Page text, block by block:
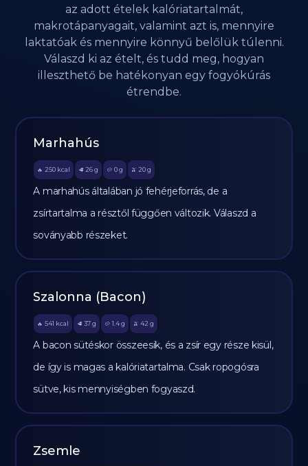
az adott ételek kalóriatartalmát,
makrotápanyagait, valamint azt is, mennyire
laktatóak és mennyire könnyű belőlük túlenni.
Válaszd ki az ételt, és tudd meg, hogyan
illeszthető be hatékonyan egy fogyókúrás
étrendbe.
Marhahús
🔥 250 kcal 🥩 26 g 🥔 0g 🫒 20 g
A marhahús általában jó fehérjeforrás, de a
zsírtartalma a résztől függően változik. Válaszd a
soványabb részeket.
Szalonna (Bacon)
🔥 541 kcal 🥩 37 g 🥔 1.4g 🫒 42 g
A bacon sütéskor összeesik, és a zsír egy része kisül,
de így is magas a kalóriatartalma. Csak ropogósra
sütve, kis mennyiségben fogyaszd.
Zsemle